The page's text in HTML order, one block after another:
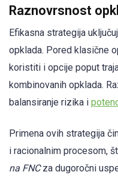
Raznovrsnost
Efikasna strategija
opklada. Pored klasične
koristiti i opcije poput
kombinovanih opklada.
balansiranje rizika i
Primena ovih strategija
i racionalnim procesom,
na FNCza dugoročni